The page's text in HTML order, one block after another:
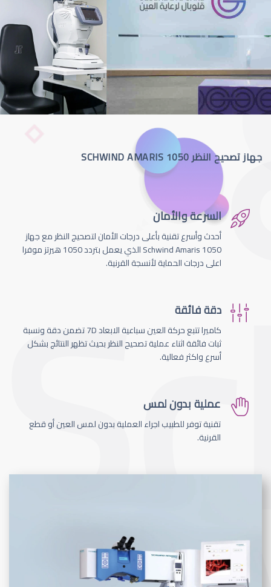
جهاز تصحيح النظر SCHWIND AMARIS 1050
السرعة والأمان
أحدث وأسرع تقنية بأعلى درجات الأمان لتصحيج النظر مع جهاز
Schwind Amaris 1050 الذي يعمل بتردد 1050 هيرتز موفرا
اعلى درجات الحماية لأنسجة القرنية.
دقة فائقة
كاميرا تتبع حركة العين سباعية الابعاد 7D تضمن دقة ونسبة
ثبات فائقة اثناء عملية تصحيح النظر بحيث تظهر النتائج بشكل
أسرع واكثر فعالية.
عملية بدون لمس
تقنية توفر للطبيب اجراء العملية بدون لمس العين أو قطع
القرنية.